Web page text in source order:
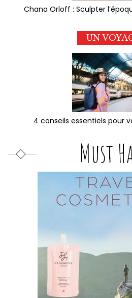
Chana Orloff : Sculpter
UN
4 conseils essentiels pour
Must